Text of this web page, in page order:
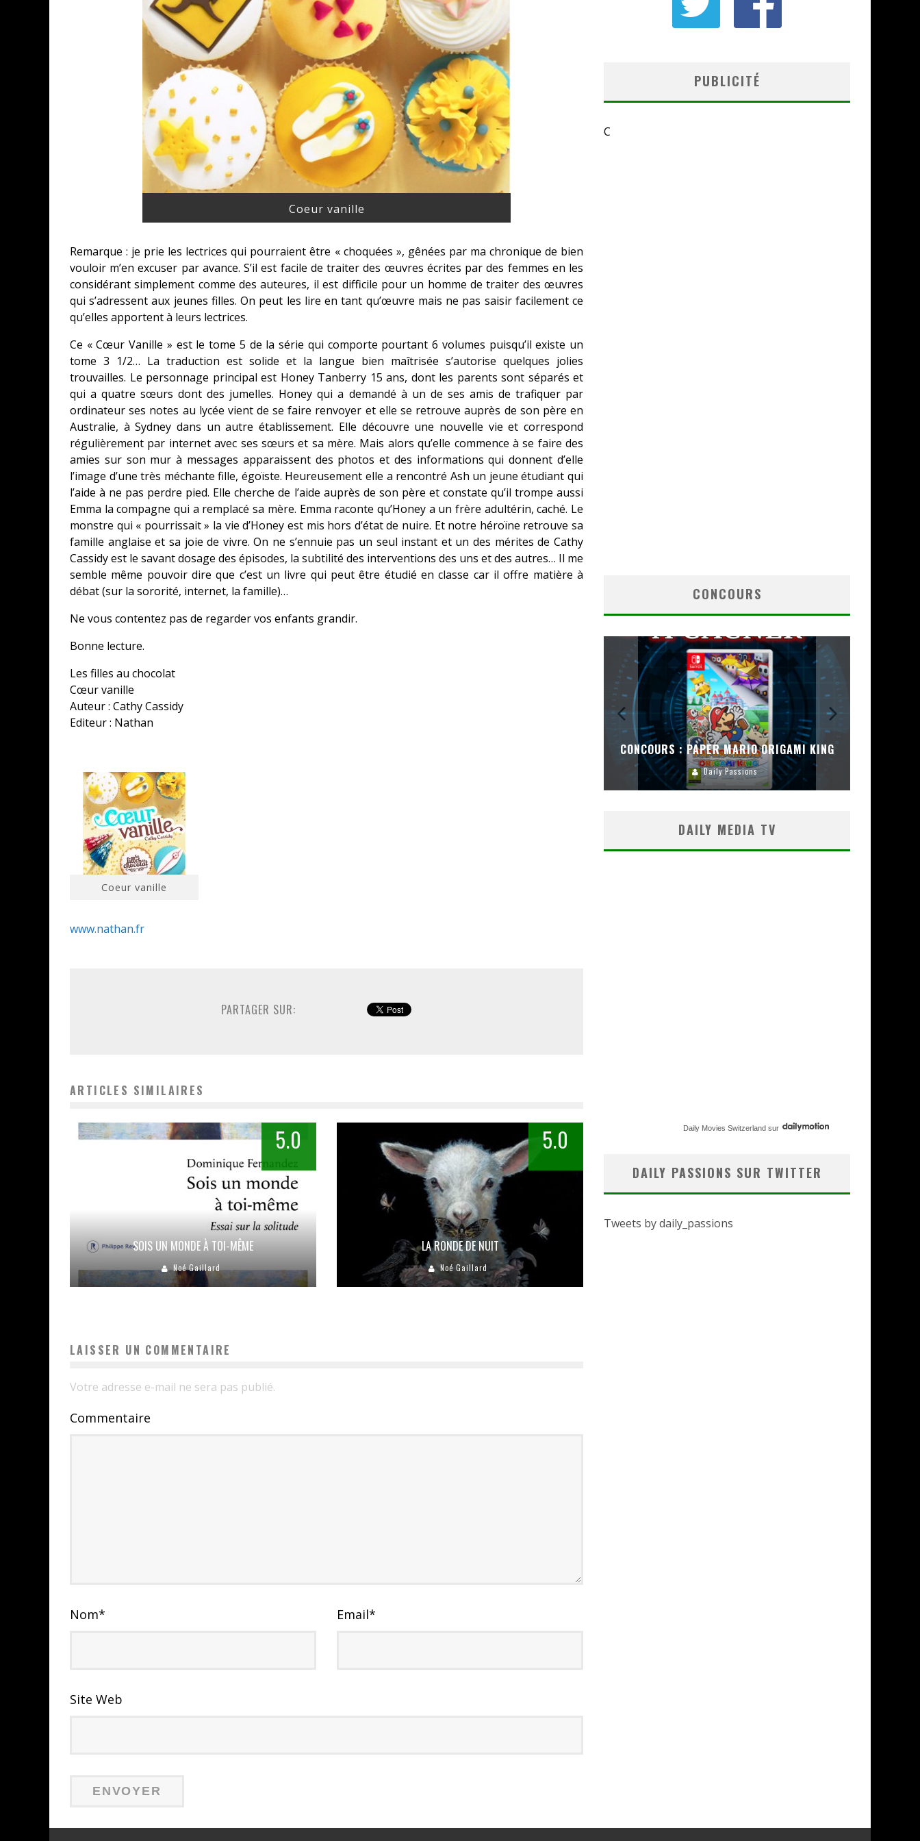
Coeur vanille
Remarque : je prie les lectrices qui pourraient être « choquées », gênées par ma chronique de bien
vouloir m’en excuser par avance. S’il est facile de traiter des œuvres écrites par des femmes en les
considérant simplement comme des auteures, il est difficile pour un homme de traiter des œuvres
qui s’adressent aux jeunes filles. On peut les lire en tant qu’œuvre mais ne pas saisir facilement ce
qu’elles apportent à leurs lectrices.
Ce « Cœur Vanille » est le tome 5 de la série qui comporte pourtant 6 volumes puisqu’il existe un
tome 3 1/2… La traduction est solide et la langue bien maîtrisée s’autorise quelques jolies
trouvailles. Le personnage principal est Honey Tanberry 15 ans, dont les parents sont séparés et
qui a quatre sœurs dont des jumelles. Honey qui a demandé à un de ses amis de trafiquer par
ordinateur ses notes au lycée vient de se faire renvoyer et elle se retrouve auprès de son père en
Australie, à Sydney dans un autre établissement. Elle découvre une nouvelle vie et correspond
régulièrement par internet avec ses sœurs et sa mère. Mais alors qu’elle commence à se faire des
amies sur son mur à messages apparaissent des photos et des informations qui donnent d’elle
l’image d’une très méchante fille, égoïste. Heureusement elle a rencontré Ash un jeune étudiant qui
l’aide à ne pas perdre pied. Elle cherche de l’aide auprès de son père et constate qu’il trompe aussi
Emma la compagne qui a remplacé sa mère. Emma raconte qu’Honey a un frère adultérin, caché. Le
monstre qui « pourrissait » la vie d’Honey est mis hors d’état de nuire. Et notre héroïne retrouve sa
famille anglaise et sa joie de vivre. On ne s’ennuie pas un seul instant et un des mérites de Cathy
Cassidy est le savant dosage des épisodes, la subtilité des interventions des uns et des autres… Il me
semble même pouvoir dire que c’est un livre qui peut être étudié en classe car il offre matière à
débat (sur la sororité, internet, la famille)…
Ne vous contentez pas de regarder vos enfants grandir.
Bonne lecture.
Les filles au chocolat
Cœur vanille
Auteur : Cathy Cassidy
Editeur : Nathan
Coeur vanille
www.nathan.fr
PARTAGER SUR:
ARTICLES SIMILAIRES
5.0
SOIS UN MONDE À TOI-MÊME
Noé Gaillard
5.0
LA RONDE DE NUIT
Noé Gaillard
LAISSER UN COMMENTAIRE
Votre adresse e-mail ne sera pas publié.
Commentaire
Nom* Email*
Site Web
PUBLICITÉ
C
CONCOURS
CONCOURS : PAPER MARIO ORIGAMI KING
Daily Passions
DAILY MEDIA TV
Daily Movies Switzerland sur
DAILY PASSIONS SUR TWITTER
Tweets by daily_passions